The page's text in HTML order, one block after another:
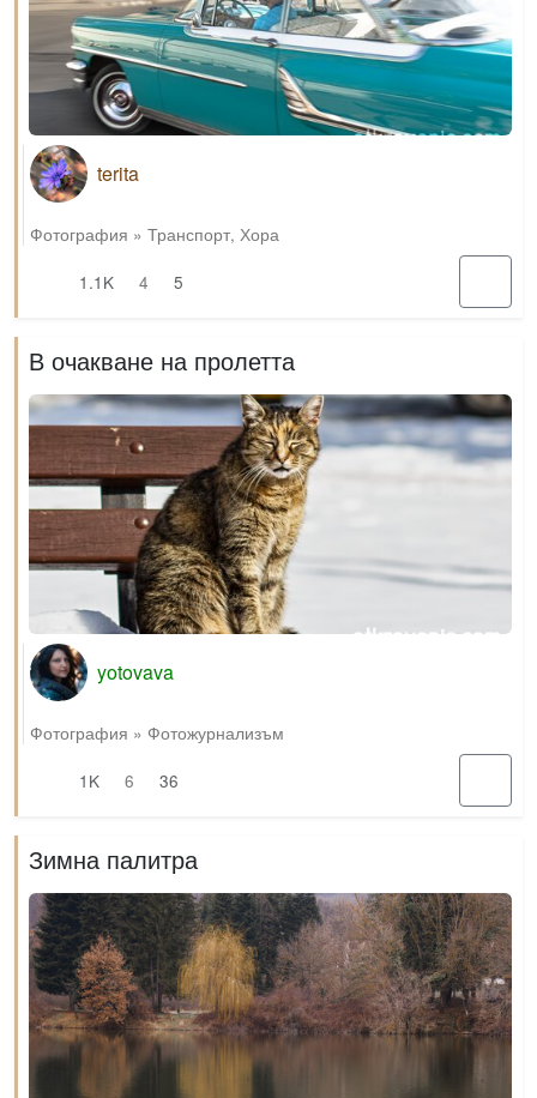
terita
Фотография » Транспорт, Хора
1.1K
4 5
В очакване на пролетта
yotovava
Фотография » Фотожурнализъм
1K
6 36
Зимна палитра